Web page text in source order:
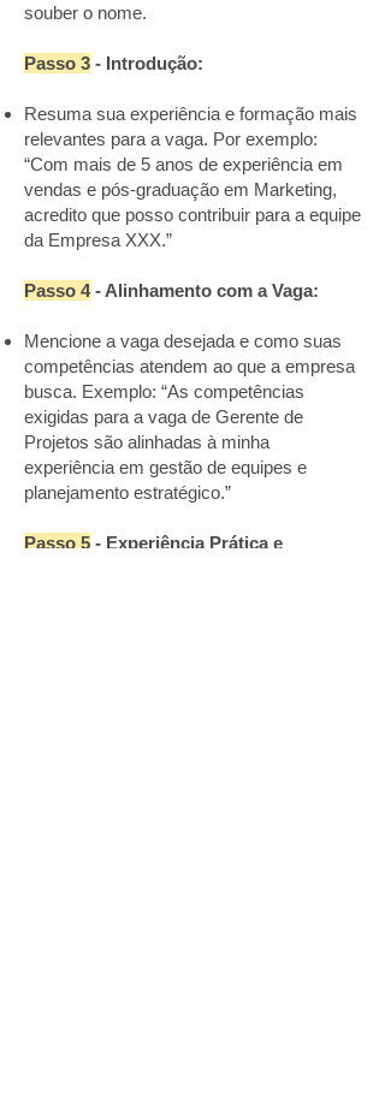
souber o nome.
Passo 3 - Introdução:
Resuma sua experiência e formação mais
relevantes para a vaga. Por exemplo:
“Com mais de 5 anos de experiência em
vendas e pós-graduação em Marketing,
acredito que posso contribuir para a equipe
da Empresa XXX.”
Passo 4- Alinhamento com a Vaga:
Mencione a vaga desejada e como suas
competências atendem ao que a empresa
busca. Exemplo: “As competências
exigidas para a vaga de Gerente de
Projetos são alinhadas à minha
experiência em gestão de equipes e
planejamento estratégico.”
Passo 5 - Experiência Prática e